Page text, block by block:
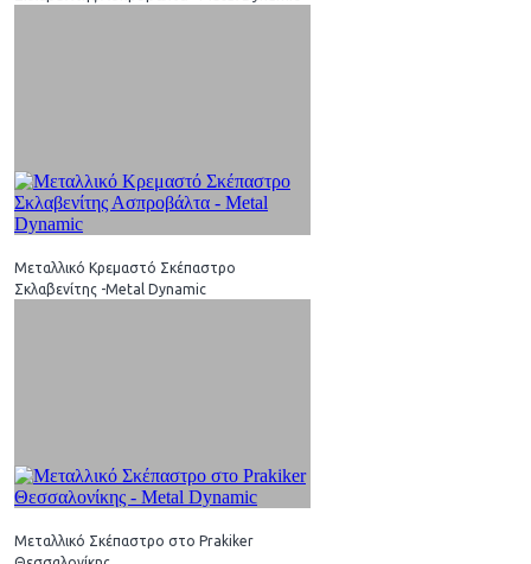
Μεταλλικό Κρεμαστό Σκέπαστρο
Σκλαβενίτης -Metal Dynamic
Μεταλλικό Σκέπαστρο στο Prakiker